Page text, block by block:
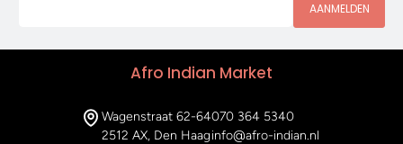
AANMELDEN
Afro Indian Market
Wagenstraat 62-64
2512 AX, Den Haag
070 364 5340
info@afro-indian.nl